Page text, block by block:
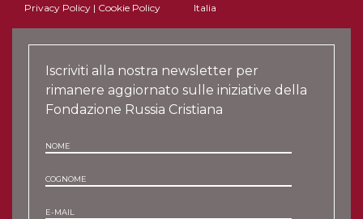
Privacy Policy | Cookie Policy
Italia
Iscriviti alla nostra newsletter per
rimanere aggiornato sulle iniziative della
Fondazione Russia Cristiana
NOME
COGNOME
E-MAIL